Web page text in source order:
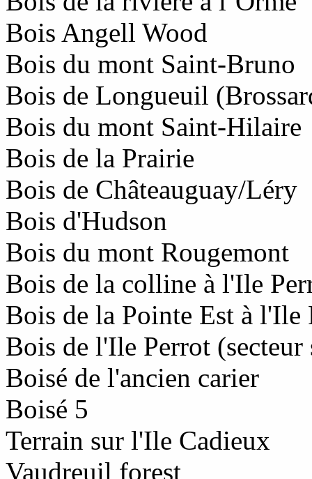
Bois Angell Wood
Bois du mont Saint-Bruno
Bois de Longueuil
Bois du mont Saint-Hilaire
Bois de la Prairie
Bois de Châteauguay/Léry
Bois d'Hudson
Bois du mont Rougemont
Bois de la colline à l'Ile
Bois de la Pointe Est à l'Ile
Bois de l'Ile Perrot (secteur
Boisé de l'ancien carier
Boisé 5
Terrain sur l'Ile Cadieux
Vaudreuil forest